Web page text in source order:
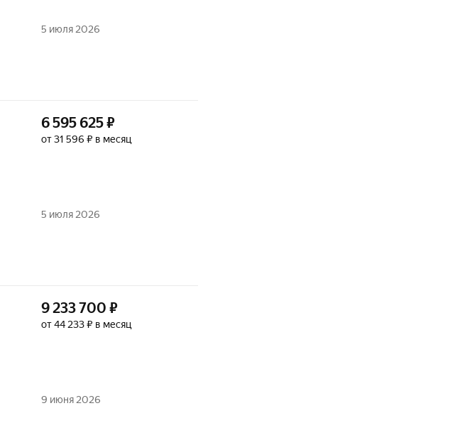
5 июля 2026
6 595 625₽
от 31 596 ₽ в месяц
5 июля 2026
9 233 700 ₽
от 44 233 ₽ в месяц
9 июня 2026